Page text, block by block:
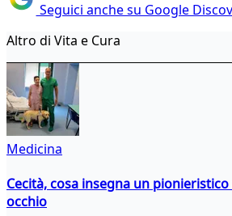
Seguici anche su Google
Altro di Vita e Cura
Medicina
Cecità, cosa insegna un
occhio